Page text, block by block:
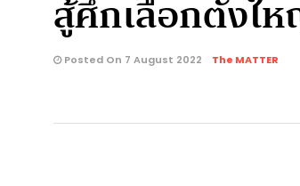
สู้ศึกเลือกตั้งใ
Posted On 7 August 2022 The MATTER